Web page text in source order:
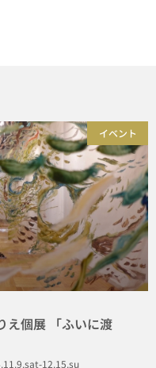
イベント
え個展 「ふいに渡
12.15.su